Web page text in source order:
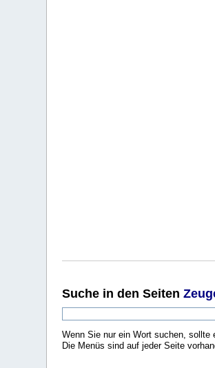
Suche in den Seiten
Wenn Sie nur ein Wort suchen,
Die Menüs sind auf jeder Seite